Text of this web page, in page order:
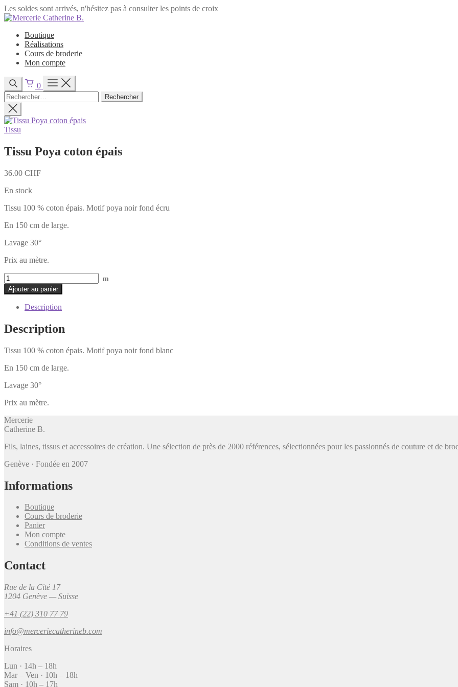
Les soldes sont arrivés, n'hésitez pas à consulter les points de croix
Passer
contenuBoutique
Réalisations
Cours de broderie
Mon compte
0
Rechercher :
Tissu
Tissu Poya coton épais
36.00 CHF
En stock
Tissu 100 % coton épais. Motif poya noir fond écru
En 150 cm de large.
Lavage 30°
Prix au mètre.
quantité
de
Tissu
Poya
épais
m
Ajouter au panier
Description
Description
Tissu 100 % coton épais. Motif poya noir fond blanc
En 150 cm de large.
Lavage 30°
Prix au mètre.
Mercerie
Catherine B.
Fils, laines, tissus et accessoires de création. Une sélection de près de 2000 références, sélectionnées pour les passionnés de couture et de
Genève · Fondée en 2007
Informations
Boutique
Cours de broderie
Panier
Mon compte
Conditions de ventes
Contact
Rue de la Cité 17
1204 Genève — Suisse
+41 (22) 310 77 79
info@merceriecatherineb.com
Horaires
Lun · 14h – 18h
Mar – Ven · 10h – 18h
Sam · 10h – 17h